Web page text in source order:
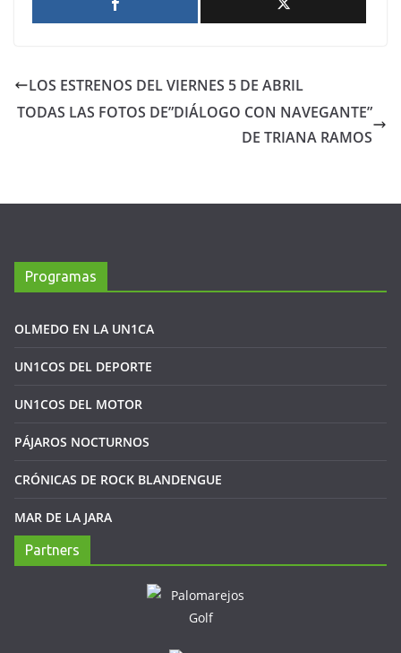
LOS ESTRENOS DEL VIERNES 5 DE ABRIL
TODAS LAS FOTOS DE”DIÁLOGO CON NAVEGANTE”
DE TRIANA RAMOS
Programas
OLMEDO EN LA UN1CA
UN1COS DEL DEPORTE
UN1COS DEL MOTOR
PÁJAROS NOCTURNOS
CRÓNICAS DE ROCK BLANDENGUE
MAR DE LA JARA
Partners